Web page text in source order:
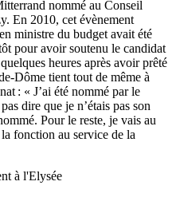
nommé au Conseil
En 2010, cet évènement
ministre du budget avait été
pour avoir soutenu le candidat
heures après avoir prêté
Dôme tient tout de même à
: « J’ai été nommé par le
dire que je n’étais pas son
Pour le reste, je vais au
fonction au service de la
à l'Elysée